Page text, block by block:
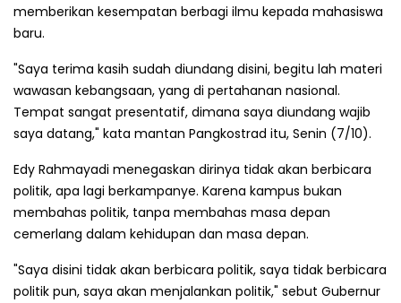
memberikan kesempatan berbagi ilmu kepada mahasiswa
baru.
"Saya terima kasih sudah diundang disini, begitu lah materi
wawasan kebangsaan, yang di pertahanan nasional.
Tempat sangat presentatif, dimana saya diundang wajib
saya datang," kata mantan Pangkostrad itu, Senin (7/10).
Edy Rahmayadi menegaskan dirinya tidak akan berbicara
politik, apa lagi berkampanye. Karena kampus bukan
membahas politik, tanpa membahas masa depan
cemerlang dalam kehidupan dan masa depan.
"Saya disini tidak akan berbicara politik, saya tidak berbicara
politik pun, saya akan menjalankan politik," sebut Gubernur